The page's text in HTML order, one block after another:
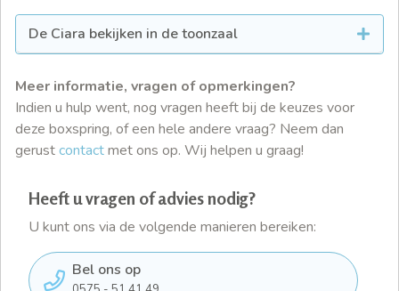
De Ciara bekijken in de toonzaal
Meer informatie, vragen of opmerkingen?
Indien u hulp went, nog vragen heeft bij de keuzes voor
deze boxspring, of een hele andere vraag? Neem dan
gerustcontactmet ons op. Wij helpen u graag!
Heeft u vragen of advies nodig?
U kunt ons via de volgende manieren bereiken:
Bel ons op